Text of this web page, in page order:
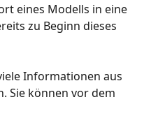
eines Modells in eine
zu Beginn dieses
Informationen aus
Sie können vor dem